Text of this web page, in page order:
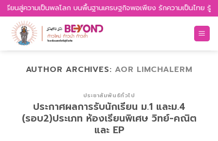
Skip
to
content
พลโลก บนพื้นฐานเศรษฐกิจพอเพียง รักความเป็นไทย รู้เท่าทันวิทยา
AUTHOR ARCHIVES:AOR LIMCHALERM
ประชาสัมพันธ์ทั่วไป
ประกาศผลการรับนักเรียน ม.1 และม.4
(รอบ2)ประเภท ห้องเรียนพิเศษ วิทย์-คณิต
และ EP